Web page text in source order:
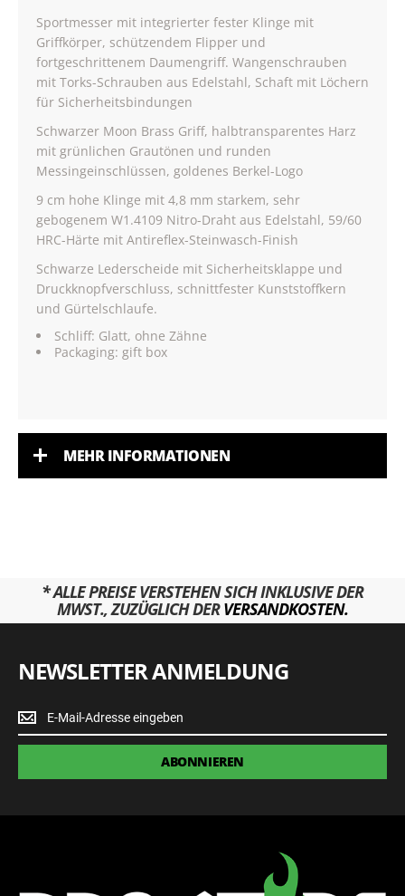
Sportmesser mit integrierter fester Klinge mit
Griffkörper, schützendem Flipper und
fortgeschrittenem Daumengriff. Wangenschrauben
mit Torks-Schrauben aus Edelstahl, Schaft mit Löchern
für Sicherheitsbindungen
Schwarzer Moon Brass Griff, halbtransparentes Harz
mit grünlichen Grautönen und runden
Messingeinschlüssen, goldenes Berkel-Logo
9 cm hohe Klinge mit 4,8 mm starkem, sehr
gebogenem W1.4109 Nitro-Draht aus Edelstahl, 59/60
HRC-Härte mit Antireflex-Steinwasch-Finish
Schwarze Lederscheide mit Sicherheitsklappe und
Druckknopfverschluss, schnittfester Kunststoffkern
und Gürtelschlaufe.
Schliff: Glatt, ohne Zähne
Packaging: gift box
MEHR INFORMATIONEN
* ALLE PREISE VERSTEHEN SICH INKLUSIVE DER
MWST., ZUZÜGLICH DERVERSANDKOSTEN.
NEWSLETTER ANMELDUNG
Newsletter
Anmeldung
ABONNIEREN